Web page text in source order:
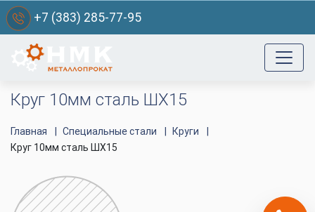
+7 (383) 285-77-95
Круг 10мм сталь ШХ15
Главная Специальные стали
Круги
Круг 10мм сталь ШХ15